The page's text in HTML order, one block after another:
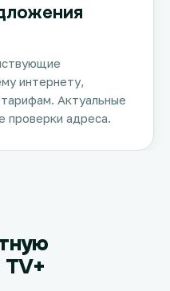
интернету,
Актуальные
проверки адреса.